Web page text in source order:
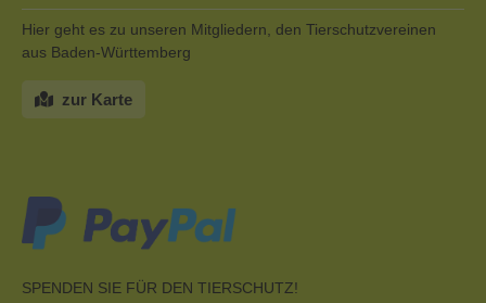
Hier geht es zu unseren Mitgliedern, den Tierschutzvereinen
aus Baden-Württemberg
zur Karte
SPENDEN SIE FÜR DEN TIERSCHUTZ!